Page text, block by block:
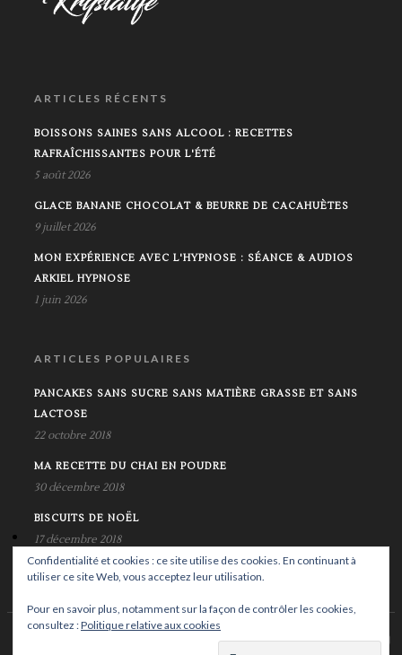
ARTICLES RÉCENTS
BOISSONS SAINES SANS ALCOOL : RECETTES
RAFRAÎCHISSANTES POUR L'ÉTÉ
5 août 2026
GLACE BANANE CHOCOLAT & BEURRE DE CACAHUÈTES
9 juillet 2026
MON EXPÉRIENCE AVEC L'HYPNOSE : SÉANCE & AUDIOS
ARKIEL HYPNOSE
1 juin 2026
ARTICLES POPULAIRES
PANCAKES SANS SUCRE SANS MATIÈRE GRASSE ET SANS
LACTOSE
22 octobre 2018
MA RECETTE DU CHAI EN POUDRE
30 décembre 2018
BISCUITS DE NOËL
17 décembre 2018
Confidentialité et cookies : ce site utilise des cookies. En continuant à
utiliser ce site Web, vous acceptez leur utilisation.
Pour en savoir plus, notamment sur la façon de contrôler les cookies,
consultez :Politique relative aux cookies